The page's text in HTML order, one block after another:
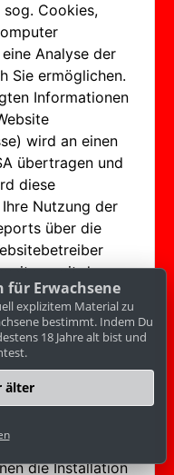
Cookies,
Analyse der
Sie ermöglichen.
Informationen
wird an einen
übertragen und
diese
Nutzung der
über die
mit der
zu erbringen.
sofern
oder soweit
von Google
Google in
die Installation
Erwachsene
explizitem Material zu
bestimmt. Indem Du
18 Jahre alt bist und
älter